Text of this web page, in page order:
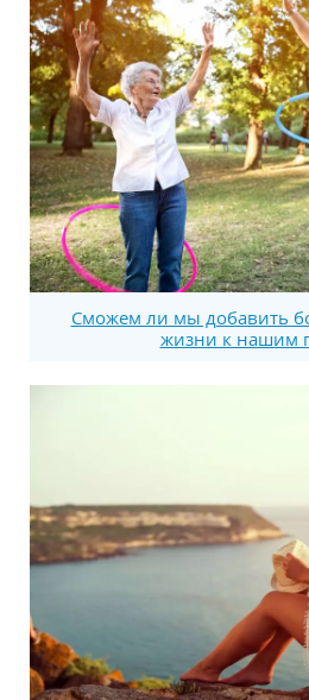
Сможем ли мы добавить
жизни к нашим